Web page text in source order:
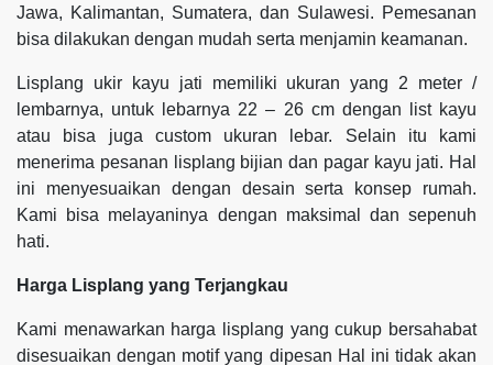
Jawa, Kalimantan, Sumatera, dan Sulawesi. Pemesanan
bisa dilakukan dengan mudah serta menjamin keamanan.
Lisplang ukir kayu jati memiliki ukuran yang 2 meter /
lembarnya, untuk lebarnya 22 – 26 cm dengan list kayu
atau bisa juga custom ukuran lebar. Selain itu kami
menerima pesanan lisplang bijian dan pagar kayu jati. Hal
ini menyesuaikan dengan desain serta konsep rumah.
Kami bisa melayaninya dengan maksimal dan sepenuh
hati.
Harga Lisplang yang Terjangkau
Kami menawarkan harga lisplang yang cukup bersahabat
disesuaikan dengan motif yang dipesan Hal ini tidak akan